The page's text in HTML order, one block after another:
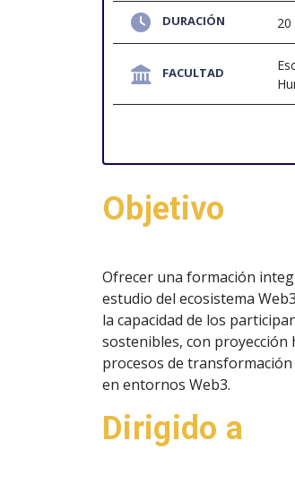
DURACIÓN 20
FACULTAD
Objetivo
Ofrecer una formación
estudio del ecosistema
la capacidad de los
sostenibles, con proyección
procesos de
en entornos Web3.
Dirigido a